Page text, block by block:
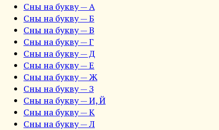
Сны на букву — А
Сны на букву — Б
Сны на букву — В
Сны на букву — Г
Сны на букву — Д
Сны на букву — Е
Сны на букву — Ж
Сны на букву — З
Сны на букву — И, Й
Сны на букву — К
Сны на букву — Л